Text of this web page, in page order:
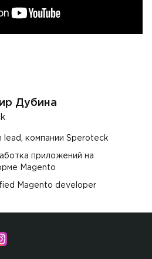
Дубина
lead, компании Speroteck
приложений на
Magento
Magento developer